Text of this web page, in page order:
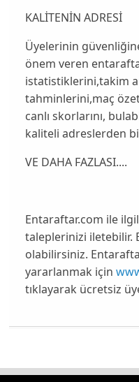
KALİTENİN ADRESİ
Üyelerinin
önem veren
istatistiklerini,takim
tahminlerini,maç
canlı skorlarını,
kaliteli adreslerden
VE DAHA FAZLASI....
Entaraftar.com ile
taleplerinizi iletebilir.
olabilirsiniz.
yararlanmak için
tıklayarak ücretsiz